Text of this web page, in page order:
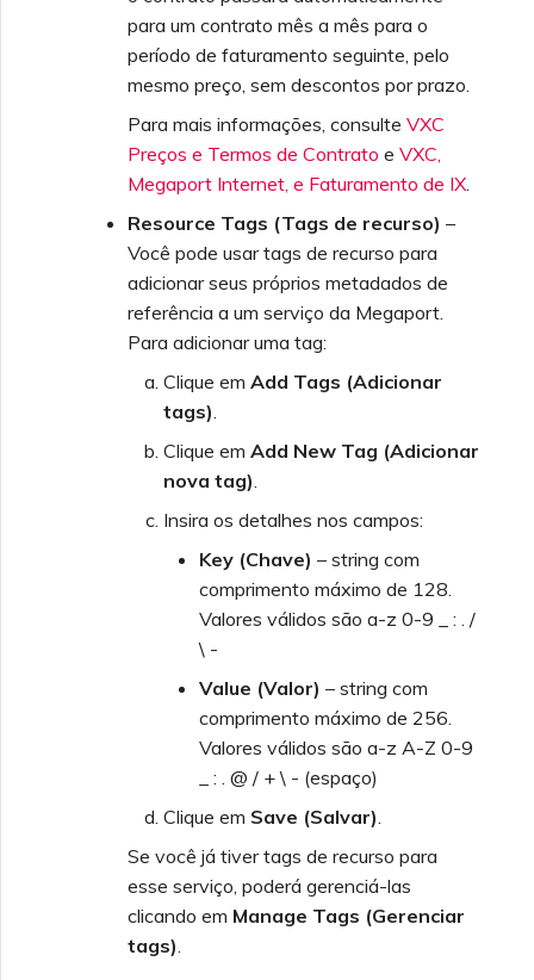
para um contrato mês a mês para o
período de faturamento seguinte, pelo
mesmo preço, sem descontos por prazo.
Para mais informações, consulte VXC
Preços e Termos de Contrato e VXC,
Megaport Internet, e Faturamento de IX.
Resource Tags (Tags de recurso) –
Você pode usar tags de recurso para
adicionar seus próprios metadados de
referência a um serviço da Megaport.
Para adicionar uma tag:
Clique em Add Tags (Adicionar
tags).
Clique em Add New Tag (Adicionar
nova tag).
Insira os detalhes nos campos:
Key (Chave) – string com
comprimento máximo de 128.
Valores válidos são a-z 0-9 _ : . /
\ -
Value (Valor) – string com
comprimento máximo de 256.
Valores válidos são a-z A-Z 0-9
_ : . @ / + \ - (espaço)
Clique em Save (Salvar).
Se você já tiver tags de recurso para
esse serviço, poderá gerenciá-las
clicando em Manage Tags (Gerenciar
tags).